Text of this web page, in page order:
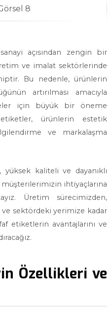
açısından zengin bir
ve imalat sektörlerinde
Bu nedenle, ürünlerin
artırılması amacıyla
için büyük bir öneme
ürünlerin estetik
ve markalaşma
kaliteli ve dayanıklı
ihtiyaçlarına
Üretim sürecimizden,
ve sektördeki yerimize kadar
etiketlerin avantajlarını ve
Özellikleri ve